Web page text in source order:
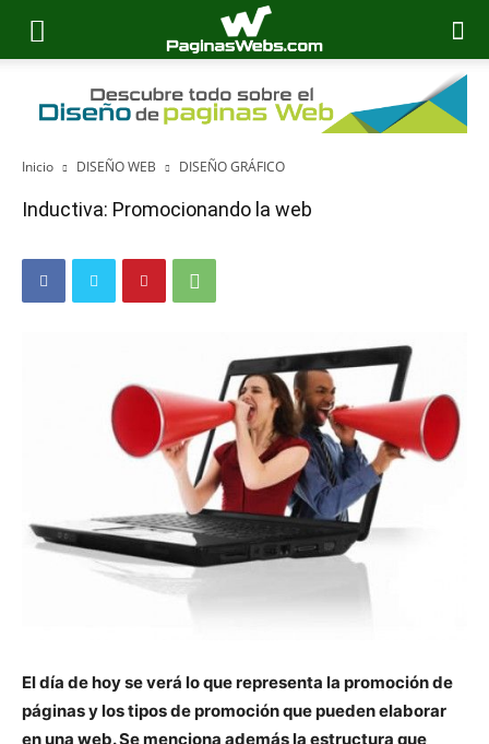
Inicio DISEÑO WEB DISEÑO GRÁFICO
Inductiva: Promocionando la web
El día de hoy se verá lo que representa la promoción de
páginas y los tipos de promoción que pueden elaborar
en una web. Se menciona además la estructura que